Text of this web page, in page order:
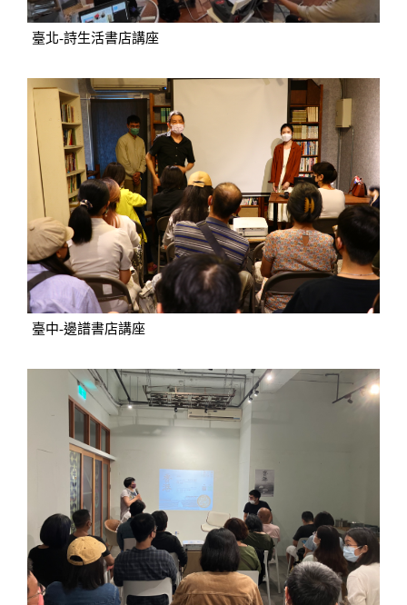
臺北-詩生活書店講座
臺中-邊譜書店講座